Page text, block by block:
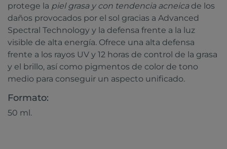
protege la piel grasa y con tendencia acneicade los
daños provocados por el sol gracias a Advanced
Spectral Technology y la defensa frente a la luz
visible de alta energía. Ofrece una alta defensa
frente a los rayos UV y 12 horas de control de la grasa
y el brillo, así como pigmentos de color de tono
medio para conseguir un aspecto unificado.
Formato:
50 ml.